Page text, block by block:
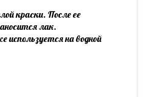
краски. После ее
лак.
используется на водной